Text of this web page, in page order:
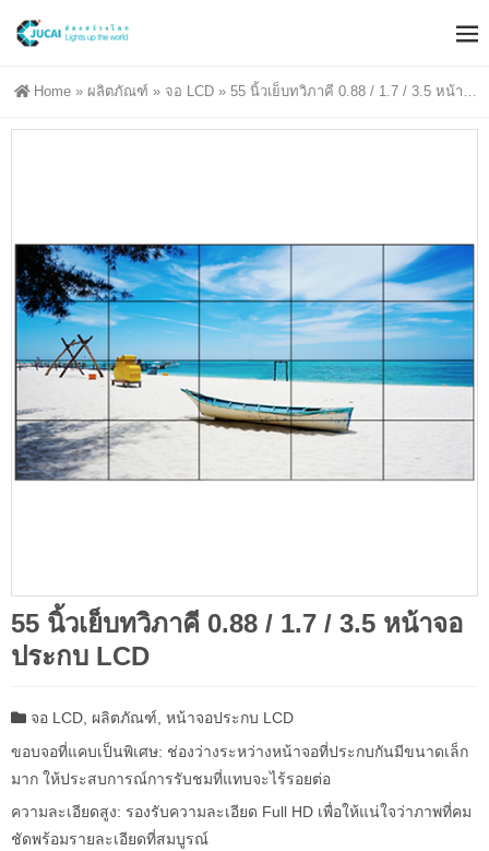
Home » ผลิตภัณฑ์ » จอ LCD » 55 นิ้วเย็บทวิภาคี 0.88 / 1.7 / 3.5 หน้าจอประกบ LCD
55 นิ้วเย็บทวิภาคี 0.88 / 1.7 / 3.5 หน้าจอ
ประกบ LCD
จอ LCD ผลิตภัณฑ์ หน้าจอประกบ LCD
ขอบจอที่แคบเป็นพิเศษ: ช่องว่างระหว่างหน้าจอที่ประกบกันมีขนาดเล็ก
มาก ให้ประสบการณ์การรับชมที่แทบจะไร้รอยต่อ
ความละเอียดสูง: รองรับความละเอียด Full HD เพื่อให้แน่ใจว่าภาพที่คม
ชัดพร้อมรายละเอียดที่สมบูรณ์